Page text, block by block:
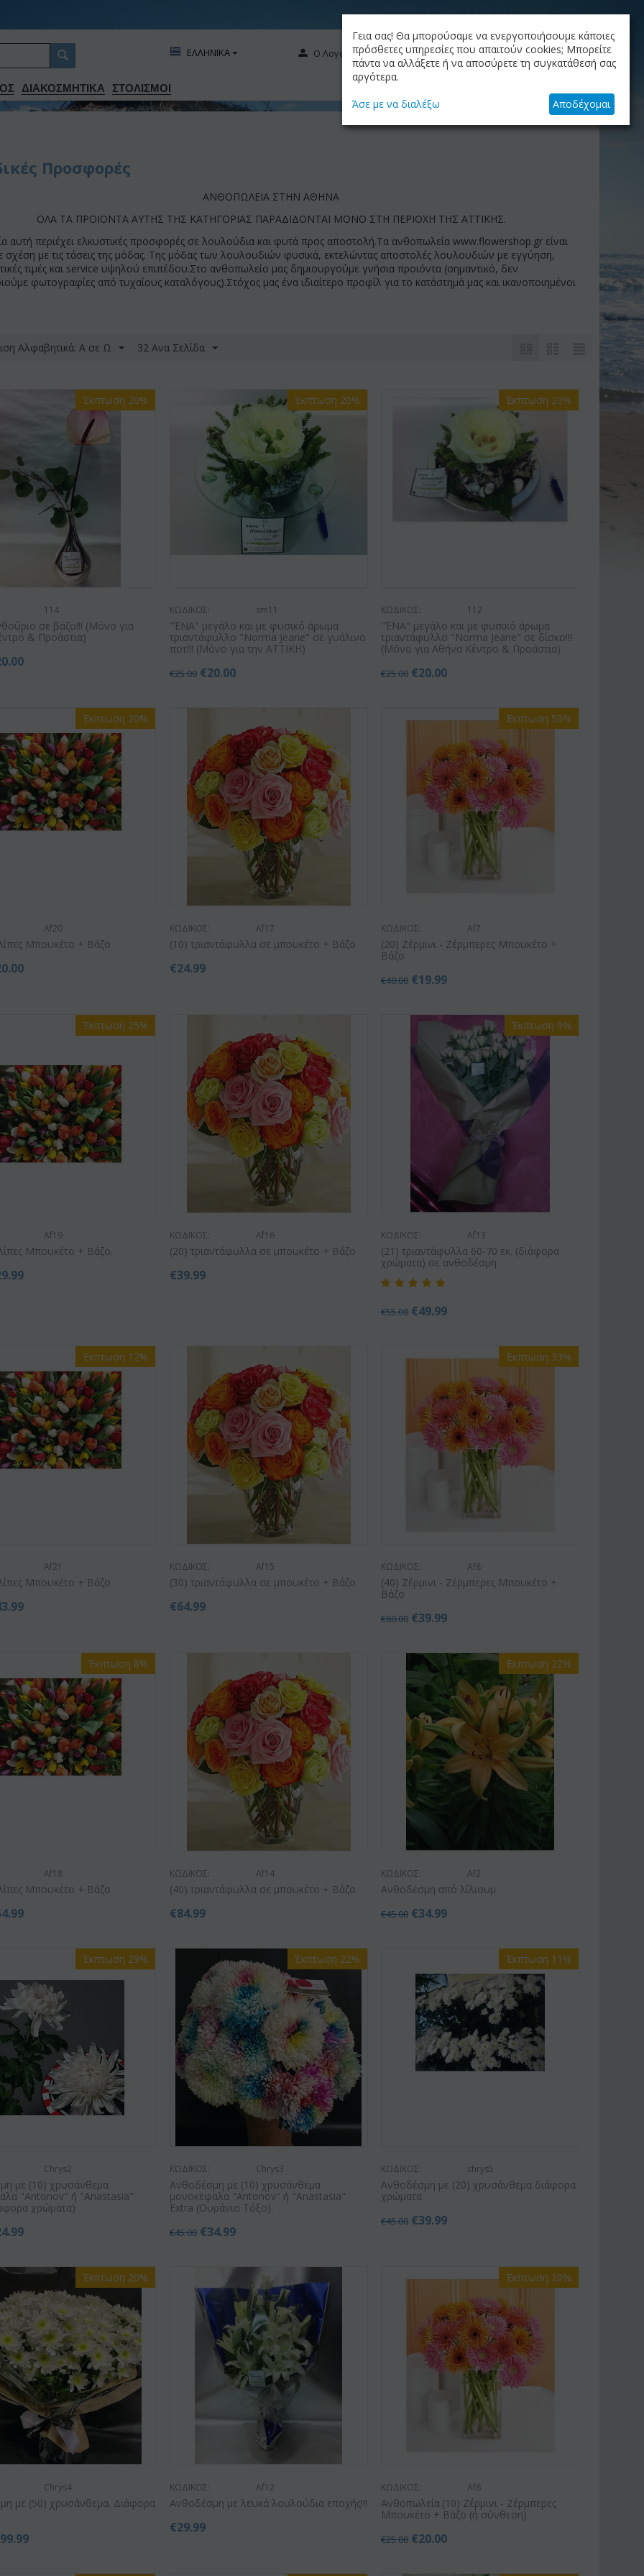
ΚΑΤΑΛΟΓΟΣ ΤΟ BLOG ΜΑΣ ΕΤΑΙΡΙΑ
ΔΙΑΚΟΣΜΗΤΙΚA ΣΤΟΛΙΣΜΟΙ
Ο Λογαριασμός μου
ΕΛΛΗΝΙΚΑ
+30.210.9319884
ΚΑΛΆΘΙ
Το καλάθι είναι άδειο
Έκπτωση 12%
Έκπτωση 9%
(21) τριαντάφυλλα 60-70 εκ.
Έκπτωση 11%
Afp1
Ορχιδέα φαλαίνοψις σε
€65.00 €54.99
Προσφορές
ΑΝΘΟΠΩΛΕΙΑ ΣΤΗΝ ΑΘΗΝΑ
ΟΛΑ ΤΑ ΠΡΟΙΟΝΤΑ ΑΥΤΗΣ ΤΗΣ ΚΑΤΗΓΟΡΙΑΣ ΠΑΡΑΔΙΔΟΝΤΑΙ ΜΟΝΟ ΣΤΗ ΠΕΡΙΟΧΗ ΤΗΣ ΑΤΤΙΚΗΣ.
αυτή περιέχει ελκυστικές προσφορές σε λουλούδια και φυτά προς αποστολή.Τα ανθοπωλεία www.flowershop.gr είναι
σχέση με τις τάσεις της μόδας. Της μόδας των λουλουδιών φυσικά, εκτελώντας αποστολές λουλουδιών με εγγύηση,
τιμές και service υψηλού επιπέδου.Στο ανθοπωλείο μας δημιουργούμε γνήσια προιόντα (σημαντικό, δεν
φωτογραφίες από τυχαίους καταλόγους).Στόχος μας ένα ιδιαίτερο προφίλ για το κατάστημά μας και ικανοποιημένοι
Αλφαβητικά: A σε Ω 32 Ανα Σελίδα
Έκπτωση 20%
114
σε βάζο!!! (Μόνο για
& Προάστια)
Έκπτωση 20%
ΚΩΔΙΚΟΣ: sm11
"ΈΝΑ" μεγάλο και με φυσικό άρωμα
τριαντάφυλλο "Norma Jeane" σε γυάλινο
ποτ!!! (Μόνο για την ΑΤΤΙΚΗ)
€25.00 €20.00
Έκπτωση 20%
ΚΩΔΙΚΟΣ: 112
"ΈΝΑ" μεγάλο και με φυσικό άρωμα
τριαντάφυλλο "Norma Jeane" σε δίσκο!!!
(Μόνο για Αθήνα Κέντρο & Προάστια)
€25.00 €20.00
Έκπτωση 20%
Af20
Μπουκέτο + Βάζο
ΚΩΔΙΚΟΣ: Af17
(10) τριαντάφυλλα σε μπουκέτο + Βάζο
€24.99
Έκπτωση 50%
ΚΩΔΙΚΟΣ: Af7
(20) Ζέρμινι - Ζέρμπερες Μπουκέτο +
Βάζο
€40.00 €19.99
Έκπτωση 25%
Af19
Μπουκέτο + Βάζο.
ΚΩΔΙΚΟΣ: Af16
(20) τριαντάφυλλα σε μπουκέτο + Βάζο
€39.99
Έκπτωση 9%
ΚΩΔΙΚΟΣ: Af13
(21) τριαντάφυλλα 60-70 εκ. (διάφορα
χρώματα) σε ανθοδέσμη
€55.00 €49.99
Έκπτωση 12%
Af21
Μπουκέτο + Βάζο
ΚΩΔΙΚΟΣ: Af15
(30) τριαντάφυλλα σε μπουκέτο + Βάζο
€64.99
Έκπτωση 33%
ΚΩΔΙΚΟΣ: Af8
(40) Ζέρμινι - Ζέρμπερες Μπουκέτο +
Βάζο
€60.00 €39.99
Έκπτωση 8%
Af18
Μπουκέτο + Βάζο
ΚΩΔΙΚΟΣ: Af14
(40) τριαντάφυλλα σε μπουκέτο + Βάζο
€84.99
Έκπτωση 22%
ΚΩΔΙΚΟΣ: Af2
Ανθοδέσμη από λίλιουμ
€45.00 €34.99
Έκπτωση 29%
Chrys2
με (10) χρυσάνθεμα
"Antonov" ή "Anastasia"
χρώματα)
Έκπτωση 22%
ΚΩΔΙΚΟΣ: Chrys3
Ανθοδέσμη με (10) χρυσάνθεμα
μονοκεφαλα "Antonov" ή "Anastasia"
Extra (Ουράνιο Τόξο).
€45.00 €34.99
Έκπτωση 11%
ΚΩΔΙΚΟΣ: chrys5
Ανθοδέσμη με (20) χρυσάνθεμα διάφορα
χρώματα
€45.00 €39.99
Έκπτωση 20%
Chrys4
με (50) χρυσάνθεμα. Διάφορα
99.99
ΚΩΔΙΚΟΣ: Af12
Ανθοδέσμη με λευκά λουλούδια εποχής!!!
€29.99
Έκπτωση 20%
ΚΩΔΙΚΟΣ: Af6
Ανθοπωλεία.(10) Ζέρμινι - Ζέρμπερες
Μπουκέτο + Βάζο (ή σύνθεση)
€25.00 €20.00
Γεια σας! Θα μπορούσαμε να ενεργοποιήσουμε κάποιες
πρόσθετες υπηρεσίες που απαιτούν cookies; Μπορείτε
πάντα να αλλάξετε ή να αποσύρετε τη συγκατάθεσή σας
αργότερα.
Άσε με να διαλέξω Αποδέχομαι